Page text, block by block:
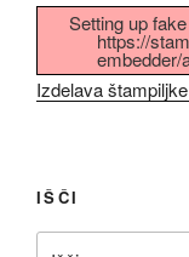
Setting up
https://
embedder/
Izdelava
IŠČI